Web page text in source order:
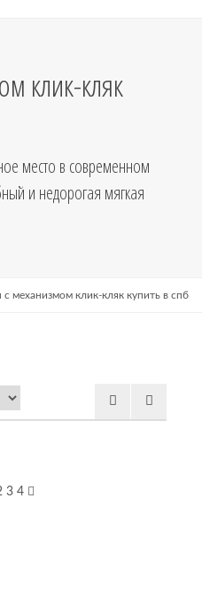
клик-кляк
место в современном
и недорогая мягкая
с механизмом клик-кляк купить в спб
3 4